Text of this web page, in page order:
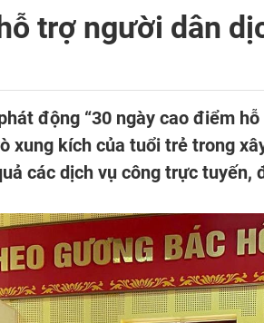
trợ người dân
động “30 ngày cao điểm
xung kích của tuổi trẻ trong
các dịch vụ công trực